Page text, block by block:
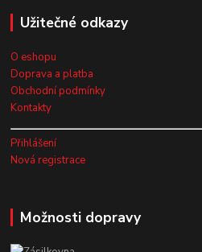
Užitečné odkazy
O eshopu
Doprava a platba
Obchodní podmínky
Kontakty
Přihlášení
Nová registrace
Možnosti dopravy